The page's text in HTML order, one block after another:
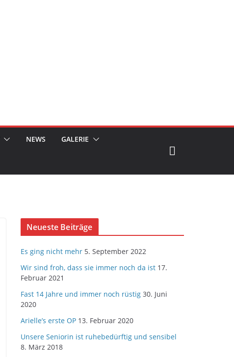
NEWS GALERIE
Neueste Beiträge
Es ging nicht mehr 5. September 2022
Wir sind froh, dass sie immer noch da ist 17.
Februar 2021
Fast 14 Jahre und immer noch rüstig 30. Juni
2020
Arielle’s erste OP 13. Februar 2020
Unsere Seniorin ist ruhebedürftig und sensibel
8. März 2018